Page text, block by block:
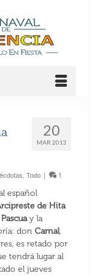
20
MAR 2013
, Todo | 1
español
de Hita
Pascuay la
don Carnal,
es retado por
tendrá lugar al
el jueves